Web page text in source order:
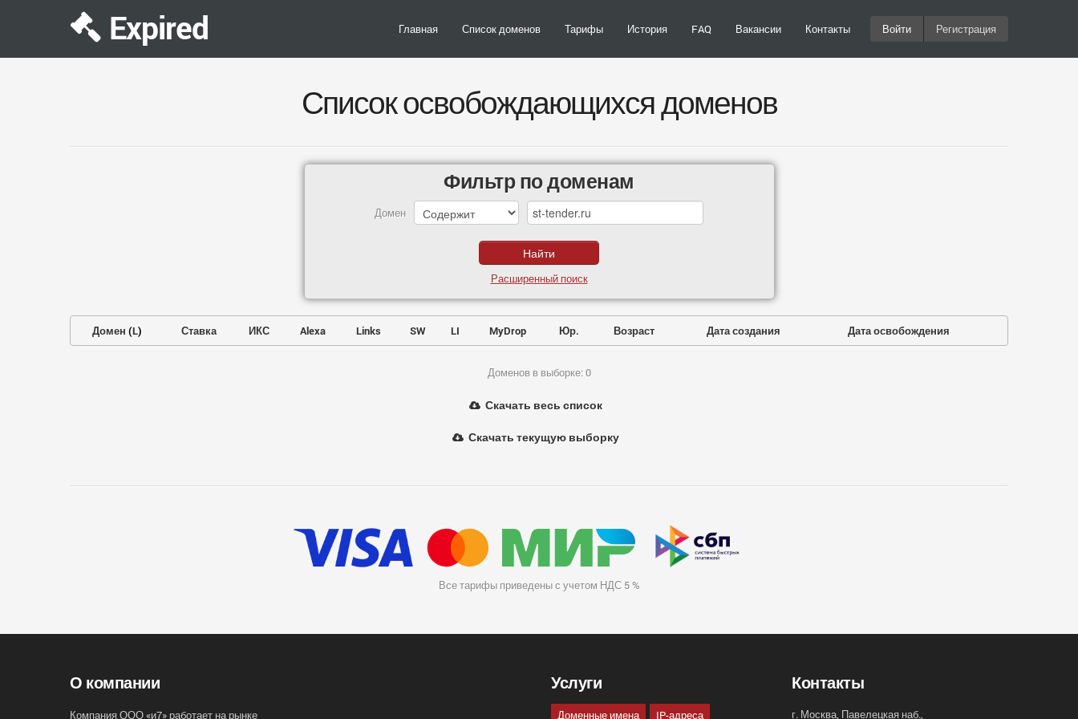
Expired Главная Список доменов Тарифы История FAQ Вакансии Контакты Войти Регистрация
Список освобождающихся доменов
Фильтр по доменам
Домен
Расширенный поиск
Домен (L) Ставка ИКС Alexa Links SW LI MyDrop Юр. Возраст Дата создания Дата освобождения
Доменов в выборке: 0
Скачать весь список
Скачать текущую выборку
Все тарифы приведены с учетом НДС 5 %
О компании
Компания ООО «и7» работает на рынке
Услуги
Доменные имена IP-адреса
Контакты
г. Москва, Павелецкая наб.,